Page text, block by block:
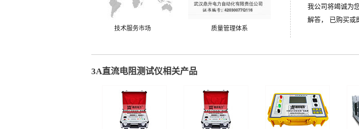
技术服务市场 质量管理体系
我公司将竭诚为
解答， 已购买或
3A直流电阻测试仪相关产品